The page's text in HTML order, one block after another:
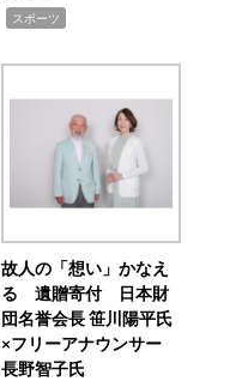
スポーツ
故人の「想い」かなえ
る 遺贈寄付 日本財
団名誉会長 笹川陽平氏
×フリーアナウンサー
長野智子氏